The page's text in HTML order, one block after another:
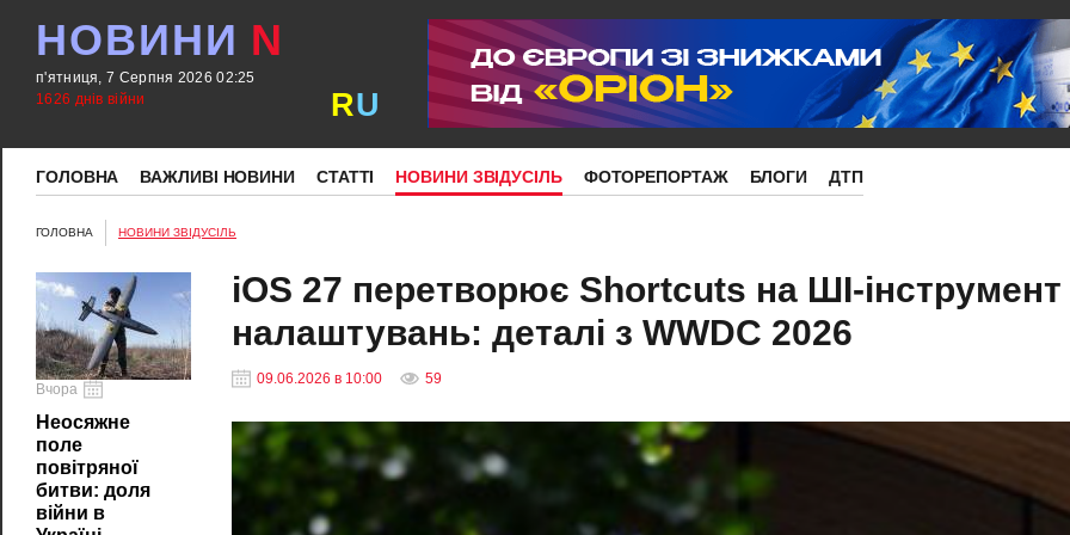
НОВИНИ N
п'ятниця, 7 Серпня 2026 02:25
1626 днів війни
RU
ГОЛОВНА ВАЖЛИВІ НОВИНИ СТАТТІ НОВИНИ ЗВІДУСІЛЬ ФОТОРЕПОРТАЖ БЛОГИ ДТП
ГОЛОВНА НОВИНИ ЗВІДУСІЛЬ
Вчора
Неосяжне
поле
повітряної
битви: доля
війни в
iOS 27 перетворює Shortcuts на ШІ-інструмент
налаштувань: деталі з WWDC 2026
09.06.2026 в 10:00 59